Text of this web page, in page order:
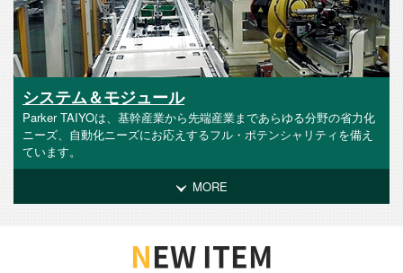
システム＆モジュール
Parker TAIYOは、基幹産業から先端産業まであらゆる分野の省力化
ニーズ、自動化ニーズにお応えするフル・ポテンシャリティを備え
ています。
MORE
NEW ITEM